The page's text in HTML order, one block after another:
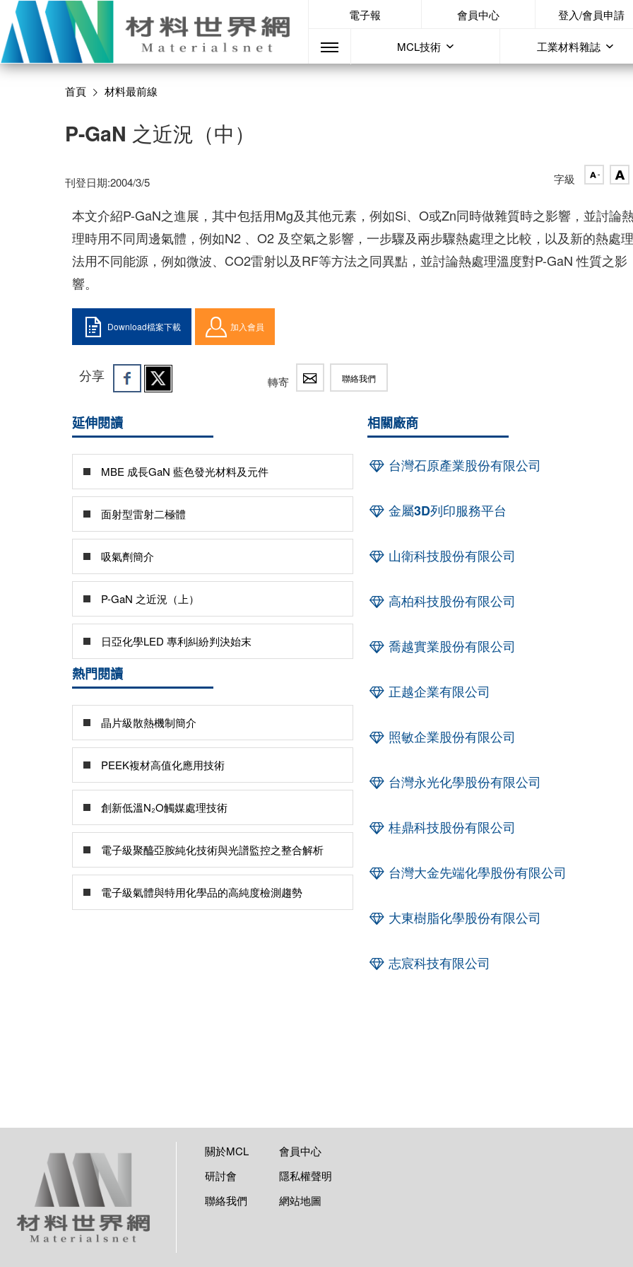
電子報 會員中心 登入/會員申請
MCL技術 工業材料雜誌
首頁 材料最前線
P-GaN 之近況（中）
刊登日期:2004/3/5 字級
本文介紹P-GaN之進展，其中包括用Mg及其他元素，例如Si、O或Zn同時做雜質時之影響，並討論
理時用不同周邊氣體，例如N2 、O2 及空氣之影響，一步驟及兩步驟熱處理之比較，以及新的熱處
法用不同能源，例如微波、CO2雷射以及RF等方法之同異點，並討論熱處理溫度對P-GaN 性質之影
響。
Download檔案下載 加入會員
分享 轉寄 聯絡我們
延伸閱讀
MBE 成長GaN 藍色發光材料及元件
面射型雷射二極體
吸氣劑簡介
P-GaN 之近況（上）
日亞化學LED 專利糾紛判決始末
熱門閱讀
晶片級散熱機制簡介
PEEK複材高值化應用技術
創新低溫N₂O觸媒處理技術
電子級聚醯亞胺純化技術與光譜監控之整合解析
電子級氣體與特用化學品的高純度檢測趨勢
相關廠商
台灣石原產業股份有限公司
金屬3D列印服務平台
山衛科技股份有限公司
高柏科技股份有限公司
喬越實業股份有限公司
正越企業有限公司
照敏企業股份有限公司
台灣永光化學股份有限公司
桂鼎科技股份有限公司
台灣大金先端化學股份有限公司
大東樹脂化學股份有限公司
志宸科技有限公司
關於MCL
會員中心
研討會
隱私權聲明
聯絡我們
網站地圖